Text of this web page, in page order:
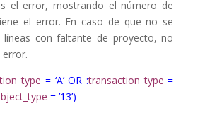
el error, mostrando el número de
el error. En caso de que no se
líneas con faltante de proyecto, no
= ‘A’ OR :transaction_type =
= ’13’)